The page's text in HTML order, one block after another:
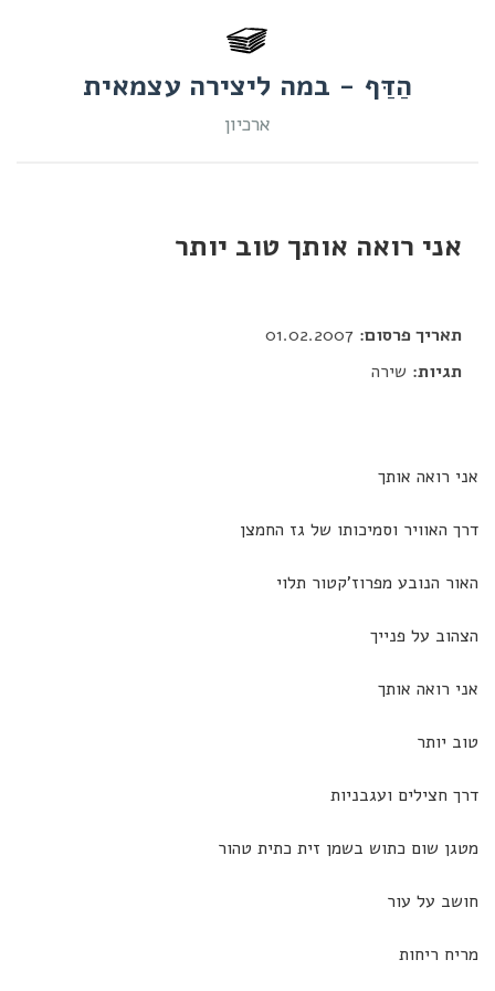
הַדַּף - במה ליצירה עצמאית
ארכיון
אני רואה אותך טוב יותר
תאריך פרסום:
תגיות: שירה
אני רואה אותך
דרך האוויר וסמיכותו של גז החמצן
האור הנובע מפרוז'קטור תלוי
הצהוב על פנייך
אני רואה אותך
טוב יותר
דרך חצילים ועגבניות
מטגן שום כתוש בשמן זית כתית טהור
חושב על עור
מריח ריחות